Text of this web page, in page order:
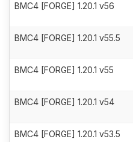
BMC4 [FORGE] 1.20.1 v56
BMC4 [FORGE] 1.20.1 v55.5
BMC4 [FORGE] 1.20.1 v55
BMC4 [FORGE] 1.20.1 v54
BMC4 [FORGE] 1.20.1 v53.5